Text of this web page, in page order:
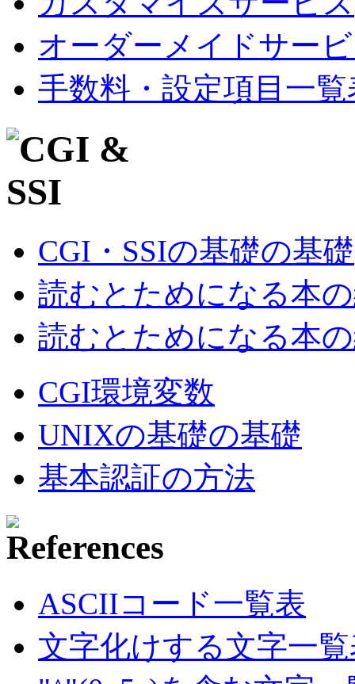
オーダーメイドサー
手数料・設定項目一覧
CGI・SSIの基礎の基礎
読むとためになる本
読むとためになる本
CGI環境変数
UNIXの基礎の基礎
基本認証の方法
ASCIIコード一覧表
文字化けする文字一